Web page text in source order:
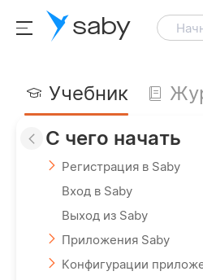
saby
Учебник
С чего начать
Регистрация в Saby
Вход в Saby
Выход из Saby
Приложения Saby
Конфигурации